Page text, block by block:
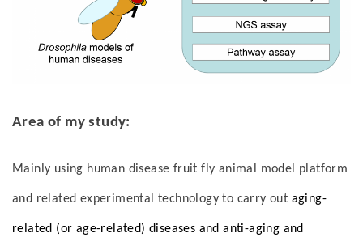
Area of my study:
Mainly using human disease fruit fly animal model platform
and related experimental technology to carry out aging-
related (or age-related) diseases and anti-aging and